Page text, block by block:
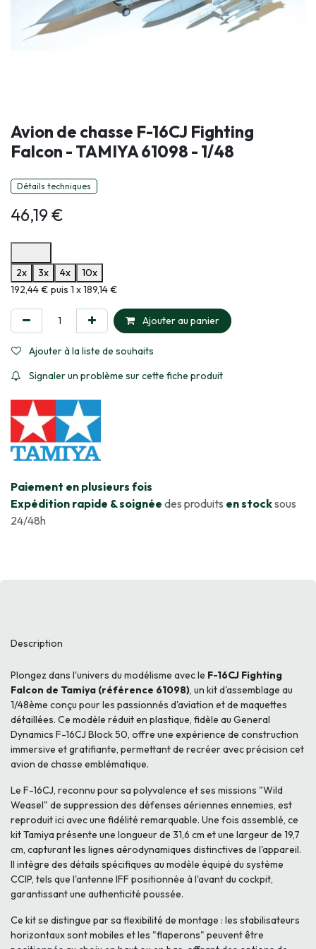
Avion de chasse F-16CJ Fighting
Falcon - TAMIYA 61098 - 1/48
Détails techniques
46,19€
2x
3x 4x
10x
Informations sur le plan de paiement sélectionné
192,44 € puis 1 x 189,14 €
Ajouter au panier
Ajouter à la liste de souhaits
Signaler un problème sur cette fiche produit
​Paiement en plusieurs fois
Expédition rapide & soignée des produits en stocksous
24/48h
Description
Plongez dans l'univers du modélisme avec le F-16CJ Fighting
Falcon de Tamiya (référence 61098), un kit d'assemblage au
1/48ème conçu pour les passionnés d'aviation et de maquettes
détaillées. Ce modèle réduit en plastique, fidèle au General
Dynamics F-16CJ Block 50, offre une expérience de construction
immersive et gratifiante, permettant de recréer avec précision cet
avion de chasse emblématique.
Le F-16CJ, reconnu pour sa polyvalence et ses missions "Wild
Weasel" de suppression des défenses aériennes ennemies, est
reproduit ici avec une fidélité remarquable. Une fois assemblé, ce
kit Tamiya présente une longueur de 31,6 cm et une largeur de 19,7
cm, capturant les lignes aérodynamiques distinctives de l'appareil.
Il intègre des détails spécifiques au modèle équipé du système
CCIP, tels que l'antenne IFF positionnée à l'avant du cockpit,
garantissant une authenticité poussée.
Ce kit se distingue par sa flexibilité de montage : les stabilisateurs
horizontaux sont mobiles et les "flaperons" peuvent être